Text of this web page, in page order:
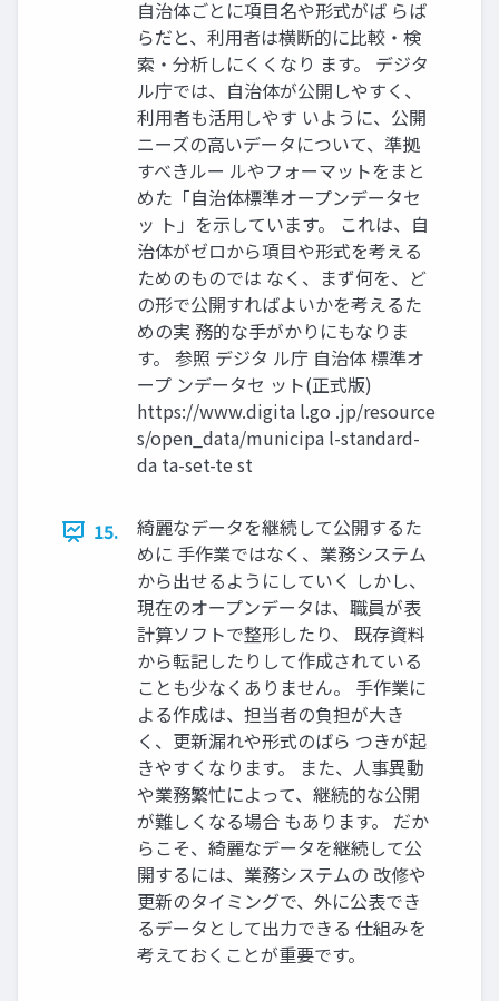
自治体ごとに項目名や形式がば らば
らだと、利用者は横断的に比較・検
索・分析しにくくなり ます。 デジタ
ル庁では、自治体が公開しやすく、
利用者も活用しやす いように、公開
ニーズの高いデータについて、準拠
すべきルー ルやフォーマットをまと
めた「自治体標準オープンデータセ
ッ ト」を示しています。 これは、自
治体がゼロから項目や形式を考える
ためのものでは なく、まず何を、ど
の形で公開すればよいかを考えるた
めの実 務的な手がかりにもなりま
す。 参照 デジタ ル庁 自治体 標準オ
ープ ンデータセ ット(正式版)
https://www.digita l.go .jp/resource
s/open_data/municipa l-standard-
da ta-set-te st
15.
綺麗なデータを継続して公開するた
めに 手作業ではなく、業務システム
から出せるようにしていく しかし、
現在のオープンデータは、職員が表
計算ソフトで整形したり、 既存資料
から転記したりして作成されている
ことも少なくありません。 手作業に
よる作成は、担当者の負担が大き
く、更新漏れや形式のばら つきが起
きやすくなります。 また、人事異動
や業務繁忙によって、継続的な公開
が難しくなる場合 もあります。 だか
らこそ、綺麗なデータを継続して公
開するには、業務システムの 改修や
更新のタイミングで、外に公表でき
るデータとして出力できる 仕組みを
考えておくことが重要です。